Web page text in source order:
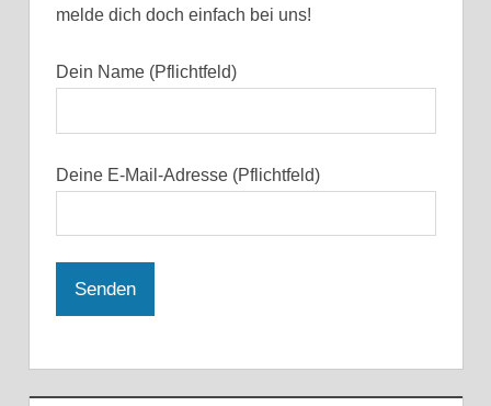
melde dich doch einfach bei uns!
Dein Name (Pflichtfeld)
Deine E-Mail-Adresse (Pflichtfeld)